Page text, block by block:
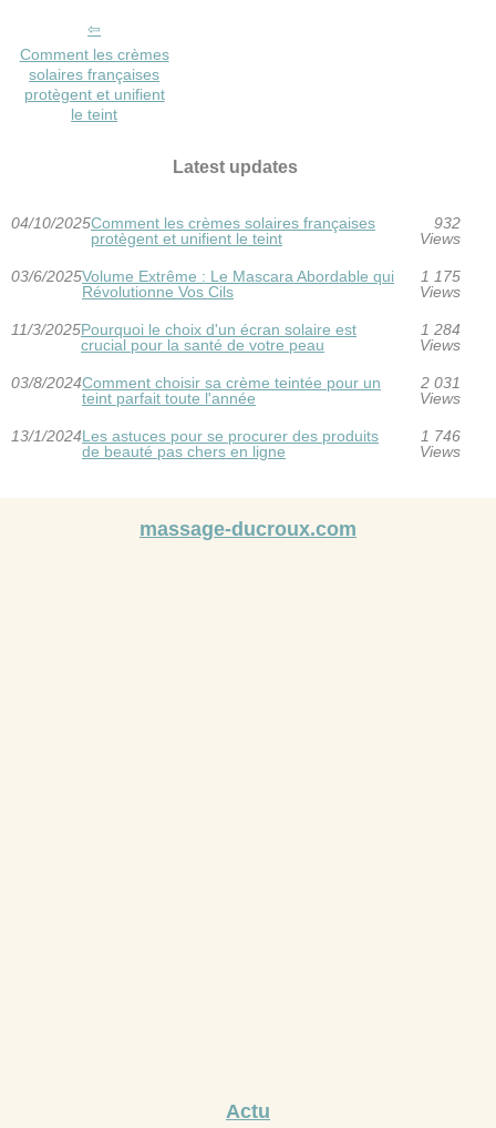
Comment les crèmes
solaires françaises
protègent et unifient
le teint
Latest updates
04/10/2025Comment les crèmes solaires françaises
protègent et unifient le teint
932
Views
03/6/2025Volume Extrême : Le Mascara Abordable qui
Révolutionne Vos Cils
1 175
Views
11/3/2025Pourquoi le choix d'un écran solaire est
crucial pour la santé de votre peau
1 284
Views
03/8/2024Comment choisir sa crème teintée pour un
teint parfait toute l'année
2 031
Views
13/1/2024Les astuces pour se procurer des produits
de beauté pas chers en ligne
1 746
Views
massage-ducroux.com
Actu